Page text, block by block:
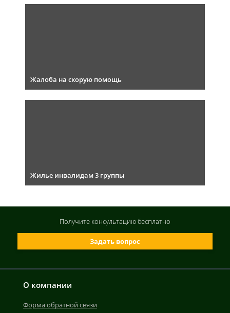
Жалоба на скорую помощь
Жилье инвалидам 3 группы
О компании
Форма обратной связи
Задать вопрос
Получите консультациюбесплатно